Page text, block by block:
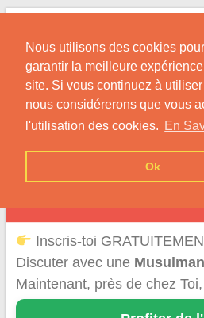
Nous utilisons des cookies
garantir la meilleure
site. Si vous continuez à
nous considérerons que vous
l'utilisation des cookies. En
Ok
Skip
content
Conseils et Informations pour la
Musulmane
Inscris-toi
Discuter avec une
Maintenant, près de chez